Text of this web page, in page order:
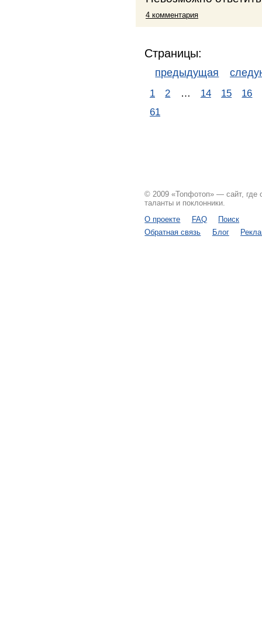
4 комментария
Страницы:
предыдущая
1 2 … 14 15
16
61
© 2009 «Топфотоп» — сайт, где
таланты и поклонники.
О проекте
FAQ
Поиск
Обратная связь
Блог